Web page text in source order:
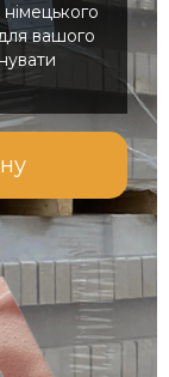
вашого